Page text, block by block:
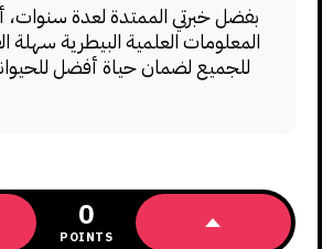
بفضل خبرتي الممتدة لعدة
المعلومات العلمية البيطرية سهلة
للجميع لضمان حياة أفضل
0
POINTS